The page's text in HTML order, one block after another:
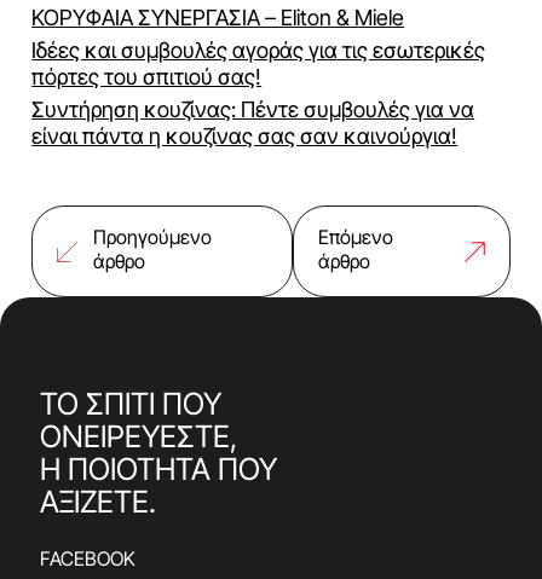
ΚΟΡΥΦΑΙΑ ΣΥΝΕΡΓΑΣΙΑ – Eliton & Miele
Ιδέες και συμβουλές αγοράς για τις εσωτερικές
πόρτες του σπιτιού σας!
Συντήρηση κουζίνας: Πέντε συμβουλές για να
είναι πάντα η κουζίνας σας σαν καινούργια!
Προηγούμενο
άρθρο
Επόμενο
άρθρο
ΤΟ ΣΠΙΤΙ ΠΟΥ
ΟΝΕΙΡΕΥΕΣΤΕ,
Η ΠΟΙΟΤΗΤΑ ΠΟΥ
ΑΞΙΖΕΤΕ.
FACEBOOK